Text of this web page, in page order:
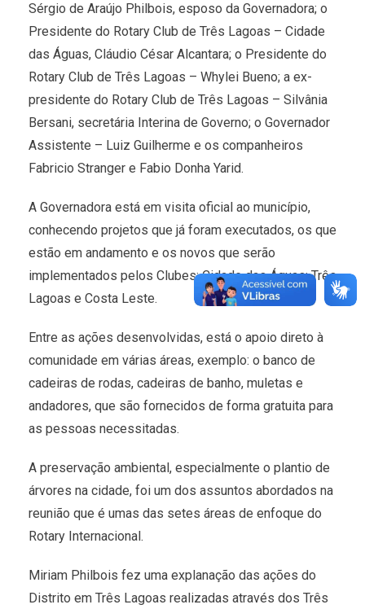
Sérgio de Araújo Philbois, esposo da Governadora; o
Presidente do Rotary Club de Três Lagoas – Cidade
das Águas, Cláudio César Alcantara; o Presidente do
Rotary Club de Três Lagoas – Whylei Bueno; a ex-
presidente do Rotary Club de Três Lagoas – Silvânia
Bersani, secretária Interina de Governo; o Governador
Assistente – Luiz Guilherme e os companheiros
Fabricio Stranger e Fabio Donha Yarid.
A Governadora está em visita oficial ao município,
conhecendo projetos que já foram executados, os que
estão em andamento e os novos que serão
implementados pelos Clubes: Cidade das Águas; Três
Lagoas e Costa Leste.
Entre as ações desenvolvidas, está o apoio direto à
comunidade em várias áreas, exemplo: o banco de
cadeiras de rodas, cadeiras de banho, muletas e
andadores, que são fornecidos de forma gratuita para
as pessoas necessitadas.
A preservação ambiental, especialmente o plantio de
árvores na cidade, foi um dos assuntos abordados na
reunião que é umas das setes áreas de enfoque do
Rotary Internacional.
Miriam Philbois fez uma explanação das ações do
Distrito em Três Lagoas realizadas através dos Três